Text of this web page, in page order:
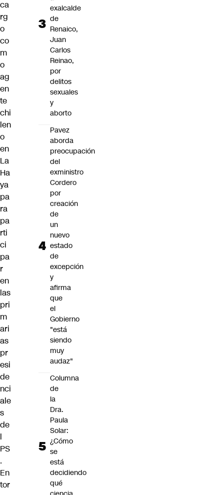
ca
rg
o
co
m
o
ag
en
te
chi
len
o
en
La
Ha
ya
pa
ra
pa
rti
ci
pa
r
en
las
pri
m
ari
as
pr
esi
de
nci
ale
s
de
l
PS
.
En
tor
exalcalde
de
Renaico,
Juan
Carlos
Reinao,
por
delitos
sexuales
y
aborto
Pavez
aborda
preocupación
del
exministro
Cordero
por
creación
de
un
nuevo
estado
de
excepción
y
afirma
que
el
Gobierno
"está
siendo
muy
audaz"
Columna
de
la
Dra.
Paula
Solar:
¿Cómo
se
está
decidiendo
qué